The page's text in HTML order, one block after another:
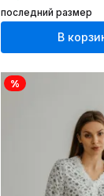
последний размер
В
%